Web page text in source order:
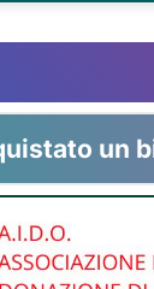
un